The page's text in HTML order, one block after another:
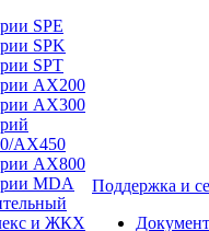
SPE
SPK
SPT
AX200
AX300
AX450
AX800
MDA
и ЖКХ
Поддержка и